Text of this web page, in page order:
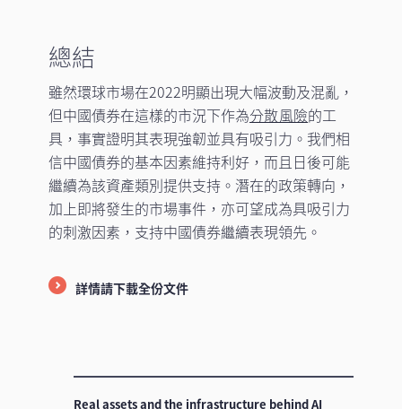
總結
雖然環球市場在2022明顯出現大幅波動及混亂，
但中國債券在這樣的市況下作為分散風險的工
具，事實證明其表現強韌並具有吸引力。我們相
信中國債券的基本因素維持利好，而且日後可能
繼續為該資產類別提供支持。潛在的政策轉向，
加上即將發生的市場事件，亦可望成為具吸引力
的刺激因素，支持中國債券繼續表現領先。
詳情請下載全份文件
Real assets and the infrastructure behind AI